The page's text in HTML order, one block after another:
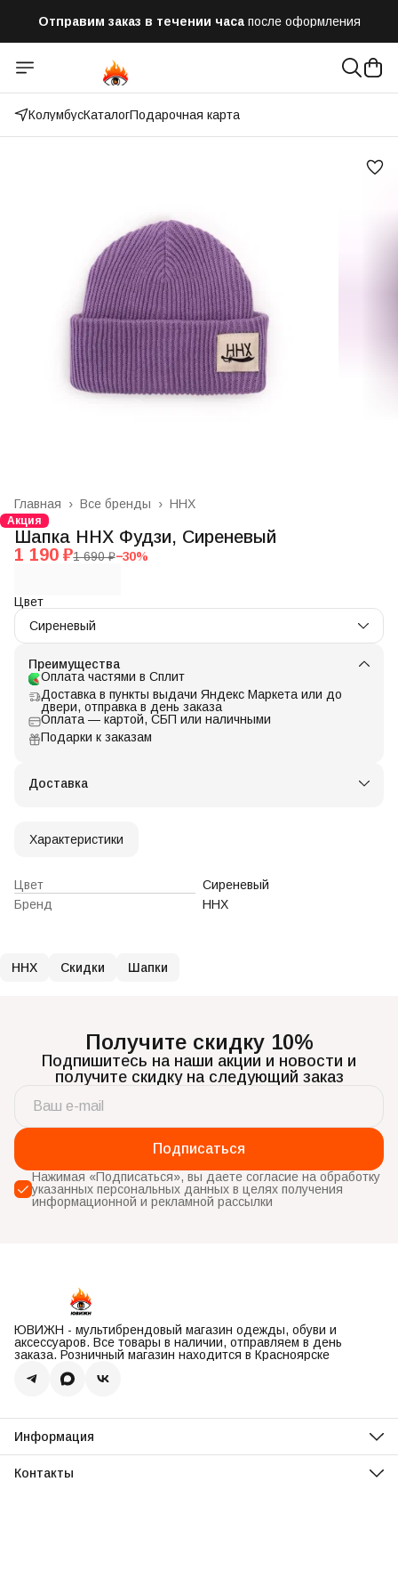
Отправим заказ в течении часа после оформления
Оплатим до 50% доставки Яндекс.Доставка и СДЭК
КолумбусКаталогПодарочная карта
ННХ
Все бренды ›
Главная ›
Акция
Шапка ННХ Фудзи, Сиреневый
1 190 ₽1 690 ₽−30%
Цвет
Сиреневый
Преимущества
Оплата частями в Сплит
Доставка в пункты выдачи Яндекс Маркета или до
двери, отправка в день заказа
Оплата — картой, СБП или наличными
Подарки к заказам
Доставка
Характеристики
Цвет
Сиреневый
Бренд
ННХ
ННХ Скидки Шапки
Получите скидку 10%
Подпишитесь на наши акции и новости и
получите скидку на следующий заказ
Подписаться
Нажимая «Подписаться», вы даете согласие на обработку
указанных персональных данных в целях получения
информационной и рекламной рассылки
ЮВИЖН - мультибрендовый магазин одежды, обуви и
аксессуаров. Все товары в наличии, отправляем в день
заказа. Розничный магазин находится в Красноярске
Информация
Оплата
Контакты